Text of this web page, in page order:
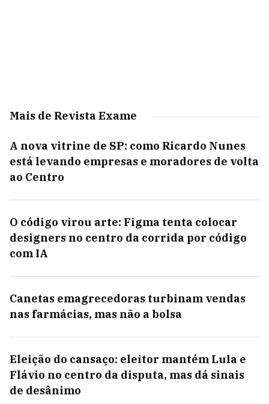
Mais de Revista Exame
A nova vitrine de SP: como Ricardo Nunes
está levando empresas e moradores de volta
ao Centro
O código virou arte: Figma tenta colocar
designers no centro da corrida por código
com IA
Canetas emagrecedoras turbinam vendas
nas farmácias, mas não a bolsa
Eleição do cansaço: eleitor mantém Lula e
Flávio no centro da disputa, mas dá sinais
de desânimo